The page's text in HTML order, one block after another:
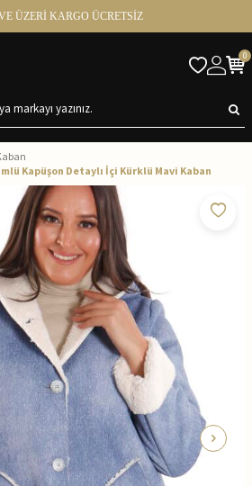
ÜZERİ KARGO ÜCRETSİZ
0
Kapüşon Detaylı İçi Kürklü Mavi Kaban